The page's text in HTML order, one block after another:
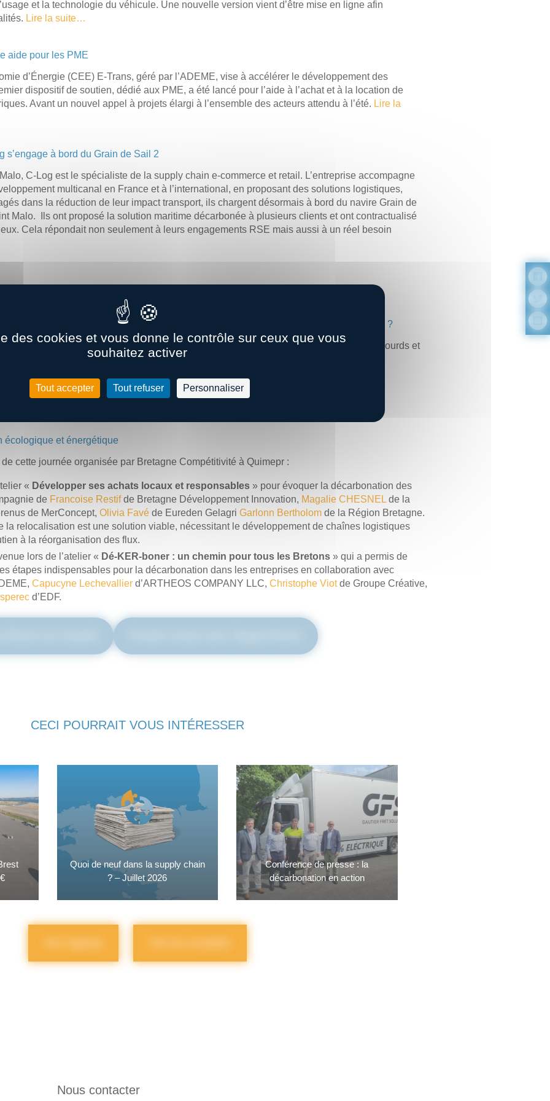
et la technologie du véhicule. Une nouvelle version vient d’être mise en ligne afin
Lire la suite…
aide pour les PME
d’Énergie (CEE) E-Trans, géré par l’ADEME, vise à accélérer le développement des
dispositif de soutien, dédié aux PME, a été lancé pour l’aide à l’achat et à la location de
Avant un nouvel appel à projets élargi à l’ensemble des acteurs attendu à l’été. Lire la
s’engage à bord du Grain de Sail 2
C-Log est le spécialiste de la supply chain e-commerce et retail. L’entreprise accompagne
multicanal en France et à l’international, en proposant des solutions logistiques,
dans la réduction de leur impact transport, ils chargent désormais à bord du navire Grain de
Malo. Ils ont proposé la solution maritime décarbonée à plusieurs clients et ont contractualisé
Cela répondait non seulement à leurs engagements RSE mais aussi à un réel besoin
: comment faciliter la transition d’une flotte de VUL et PL vers des solutions électriques ?
été l’occasion de faire le point sur l’électrification des véhicules utilitaires et des poids lourds et
écologique et énergétique
cette journée organisée par Bretagne Compétitivité à Quimepr :
« Développer ses achats locaux et responsables» pour évoquer la décarbonation des
de Francoise Restifde Bretagne Développement Innovation, Magalie CHESNELde la
de MerConcept, Olivia Favéde Eureden Gelagri Garlonn Bertholomde la Région Bretagne.
la relocalisation est une solution viable, nécessitant le développement de chaînes logistiques
à la réorganisation des flux.
lors de l’atelier « Dé-KER-boner : un chemin pour tous les Bretons» qui a permis de
étapes indispensables pour la décarbonation dans les entreprises en collaboration avec
Capucyne Lechevallierd’ARTHEOS COMPANY LLC, Christophe Viotde Groupe Créative,
d’EDF.
CECI POURRAIT VOUS INTÉRESSER
Quoi de neuf dans la supply chain
? – Juillet 2026
Conférence de presse : la
décarbonation en action
Nous contacter
des cookies et vous donne le contrôle sur ceux que vous
souhaitez activer
Tout accepter Tout refuser Personnaliser